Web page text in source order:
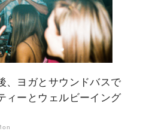
、ヨガとサウンドバスで
ィーとウェルビーイング